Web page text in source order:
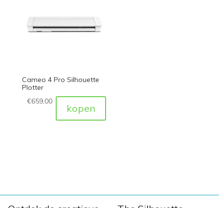
Cameo 4 Pro Silhouette
Plotter
€659,00
kopen